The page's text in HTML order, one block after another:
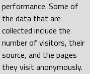
performance. Some of
the data that are
collected include the
number of visitors, their
source, and the pages
they visit anonymously.